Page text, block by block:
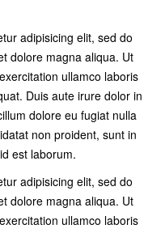
adipisicing elit, sed do
dolore magna aliqua. Ut
ullamco laboris
Duis aute irure dolor in
dolore eu fugiat nulla
non proident, sunt in
est laborum.
adipisicing elit, sed do
dolore magna aliqua. Ut
ullamco laboris